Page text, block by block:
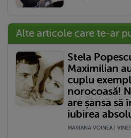
Alte articole care te-ar
Stela
Maximilian
cuplu
norocoasă!
are șansa să
iubirea
MARIANA VOINEA |